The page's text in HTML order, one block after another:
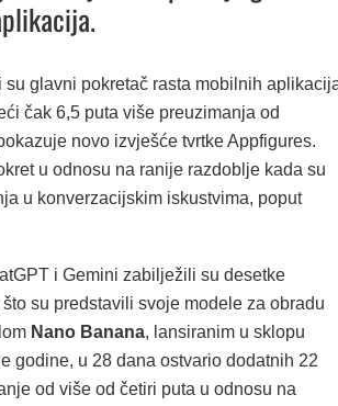
glavni pokretač rasta mobilnih
čak 6,5 puta više preuzimanja od
novo izvješće tvrtke Appfigures.
u odnosu na ranije razdoblje kada su
u konverzacijskim iskustvima, poput
i Gemini zabilježili su desetke
su predstavili svoje modele za obradu
Nano Banana, lansiranim u sklopu
godine, u 28 dana ostvario dodatnih 22
od više od četiri puta u odnosu na